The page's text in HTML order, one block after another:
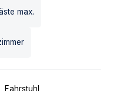
max.
Fahrstuhl